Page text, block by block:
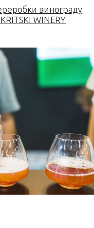
винограду
WINERY